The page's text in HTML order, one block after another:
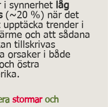
i synnerhet låg
(~20 %) när det
trender i
och att sådana
tillskrivas
orsaker i både
östra
stormar och